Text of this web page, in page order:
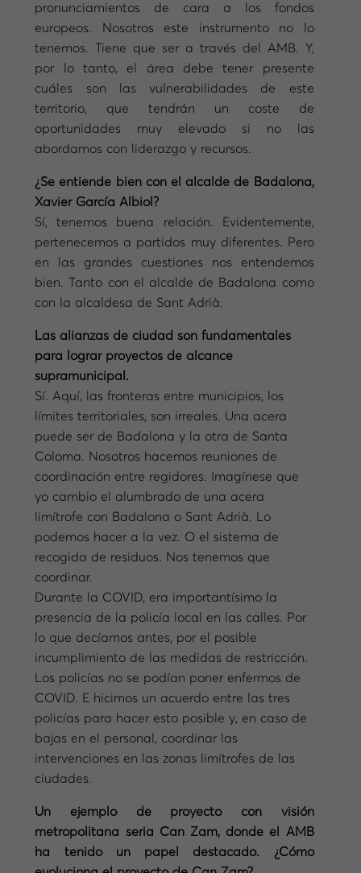
pronunciamientos de cara a los fondos
europeos. Nosotros este instrumento no lo
tenemos. Tiene que ser a través del AMB. Y,
por lo tanto, el área debe tener presente
cuáles son las vulnerabilidades de este
territorio, que tendrán un coste de
oportunidades muy elevado si no las
abordamos con liderazgo y recursos.
¿Se entiende bien con el alcalde de Badalona,
Xavier García Albiol?
Sí, tenemos buena relación. Evidentemente,
pertenecemos a partidos muy diferentes. Pero
en las grandes cuestiones nos entendemos
bien. Tanto con el alcalde de Badalona como
con la alcaldesa de Sant Adrià.
Las alianzas de ciudad son fundamentales
para lograr proyectos de alcance
supramunicipal.
Sí. Aquí, las fronteras entre municipios, los
límites territoriales, son irreales. Una acera
puede ser de Badalona y la otra de Santa
Coloma. Nosotros hacemos reuniones de
coordinación entre regidores. Imagínese que
yo cambio el alumbrado de una acera
limítrofe con Badalona o Sant Adrià. Lo
podemos hacer a la vez. O el sistema de
recogida de residuos. Nos tenemos que
coordinar.
Durante la COVID, era importantísimo la
presencia de la policía local en las calles. Por
lo que decíamos antes, por el posible
incumplimiento de las medidas de restricción.
Los policías no se podían poner enfermos de
COVID. E hicimos un acuerdo entre las tres
policías para hacer esto posible y, en caso de
bajas en el personal, coordinar las
intervenciones en las zonas limítrofes de las
ciudades.
Un ejemplo de proyecto con visión
metropolitana seria Can Zam, donde el AMB
ha tenido un papel destacado. ¿Cómo